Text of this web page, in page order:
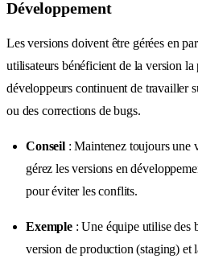
Développement
Les versions doivent être gérées en
utilisateurs bénéficient de la version la
développeurs continuent de travailler
ou des corrections de bugs.
Conseil: Maintenez toujours une
gérez les versions en
pour éviter les conflits.
Exemple: Une équipe utilise des
version de production (staging) et